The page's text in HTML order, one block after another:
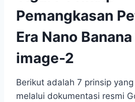
Pemangkasan
Era Nano
image-2
Berikut adalah 7 prinsip
melalui dokumentasi resmi